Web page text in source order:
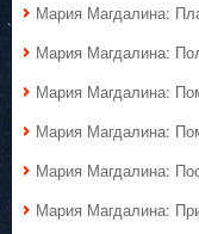
Мария Магдалина:
Мария Магдалина:
Мария Магдалина:
Мария Магдалина:
Мария Магдалина:
Мария Магдалина: